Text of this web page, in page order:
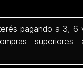
pagando a 3, 6
superiores